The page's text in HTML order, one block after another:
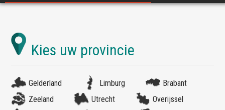
Gelderland Limburg
Brabant
Zeeland
Utrecht
Overijssel